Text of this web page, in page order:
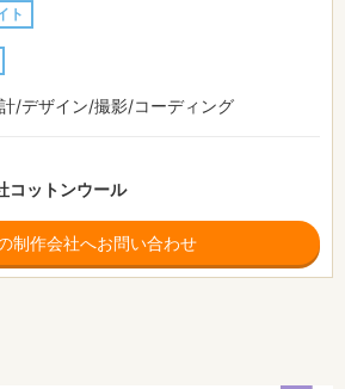
ト
/デザイン/撮影/コーディング
コットンウール
制作会社へお問い合わせ